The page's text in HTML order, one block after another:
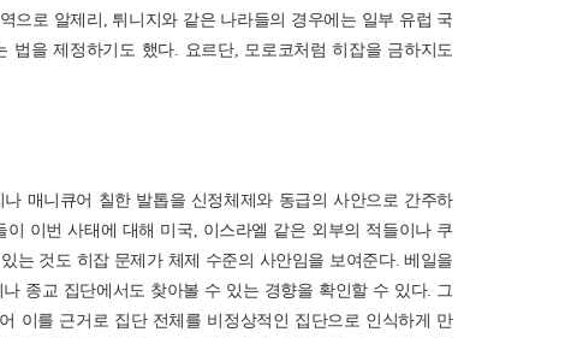
으로 알제리, 튀니지와 같은 나라들의 경우에는 일부 유럽 국
법을 제정하기도 했다. 요르단, 모로코처럼 히잡을 금하지도
매니큐어 칠한 발톱을 신정체제와 동급의 사안으로 간주하
이번 사태에 대해 미국, 이스라엘 같은 외부의 적들이나 쿠
는 것도 히잡 문제가 체제 수준의 사안임을 보여준다. 베일을
종교 집단에서도 찾아볼 수 있는 경향을 확인할 수 있다. 그
이를 근거로 집단 전체를 비정상적인 집단으로 인식하게 만